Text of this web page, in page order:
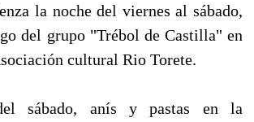
la noche del viernes al sábado,
del grupo "Trébol de Castilla" en
cultural Rio Torete.
sábado, anís y pastas en la